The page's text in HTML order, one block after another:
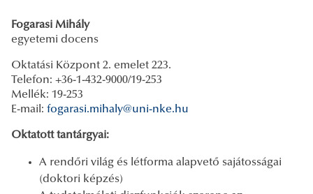
Fogarasi Mihály
egyetemi docens
Oktatási Központ 2. emelet 223.
Telefon: +36-1-432-9000/19-253
Mellék: 19-253
E-mail: fogarasi.mihaly@uni-nke.hu
Oktatott tantárgyai:
A rendőri világ és létforma alapvető sajátosságai
(doktori képzés)